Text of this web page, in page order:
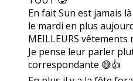
En fait Sun est jamais
le mardi en plus
MEILLEURS vêtements
Je pense leur parler
correspondante 😅👍